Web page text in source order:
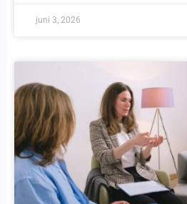
juni 3, 2026